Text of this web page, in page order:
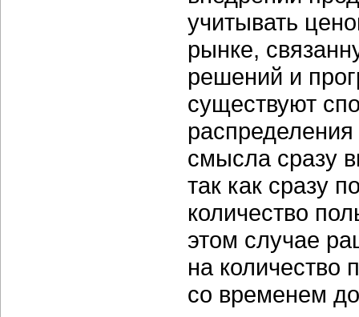
учитывать
рынке,
решений и
существуют
смысла сразу
так как сразу
количество
этом случае
на количество
со временем